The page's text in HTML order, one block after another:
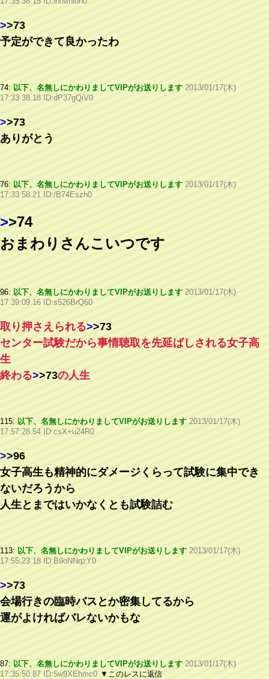
>>73
予定ができて良かったわ
74: 以下、名無しにかわりましてVIPがお送りします 2013/01/17(木)
17:33:38.18 ID:dP37gQiV0
>>73
ありがとう
76: 以下、名無しにかわりましてVIPがお送りします 2013/01/17(木)
17:33:58.21 ID:/B74Eszh0
>>74
おまわりさんこいつです
96: 以下、名無しにかわりましてVIPがお送りします 2013/01/17(木)
17:39:09.16 ID:s526BrQ60
取り押さえられる>>73
センター試験だから事情聴取を先延ばしされる女子高
生
終わる>>73の人生
115: 以下、名無しにかわりましてVIPがお送りします 2013/01/17(木)
17:57:28.54 ID:csX+u24R0
>>96
女子高生も精神的にダメージくらって試験に集中でき
ないだろうから
人生とまではいかなくとも試験詰む
113: 以下、名無しにかわりましてVIPがお送りします 2013/01/17(木)
17:55:23.18 ID:B9oNNqzY0
>>73
会場行きの臨時バスとか密集してるから
運がよければバレないかもな
87: 以下、名無しにかわりましてVIPがお送りします 2013/01/17(木)
17:35:50.87 ID:5w9XEhmc0 ▼このレスに返信